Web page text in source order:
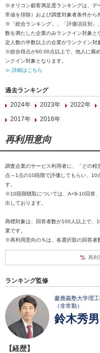
※オリコン顧客満足度ランキングは、デ
常値を排除）および調査対象者条件から
※「総合ランキング」、「評価項目別」
数を満たした企業のみランクイン対象
定人数の半数以上の企業がランクイン対
※総合得点が60.00点以上で、他人に薦
ンクイン対象となります。
≫ 詳細はこちら
過去ランキング
2024年
2023年 2022年
2017年
2016年
再利用意向
調査企業のサービス利用者に、「どの
点～1点の10段階で評価してもらい、10
す。
※10段階聴取については、A=9-10回答
出しております。
商標対象は、回答者数が100人以上で、
業です。
※再利用意向の％は、各選択肢の回答者
再利
ランキング監修
慶應義塾大学理
（非常勤）
鈴木秀男
【経歴】